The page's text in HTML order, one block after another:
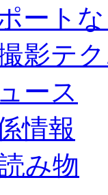
ート
影テ
ース
情報
み物